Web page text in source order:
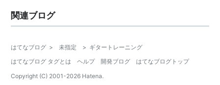
関連ブログ
はてなブログ > 未指定 > ギタートレーニング
はてなブログ タグとは
ヘルプ 開発ブログ
はてなブログトップ
Copyright (C) 2001-2026 Hatena.